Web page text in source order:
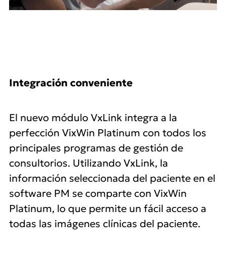
Integración conveniente
El nuevo módulo VxLink integra a la
perfección VixWin Platinum con todos los
principales programas de gestión de
consultorios. Utilizando VxLink, la
información seleccionada del paciente en el
software PM se comparte con VixWin
Platinum, lo que permite un fácil acceso a
todas las imágenes clínicas del paciente.